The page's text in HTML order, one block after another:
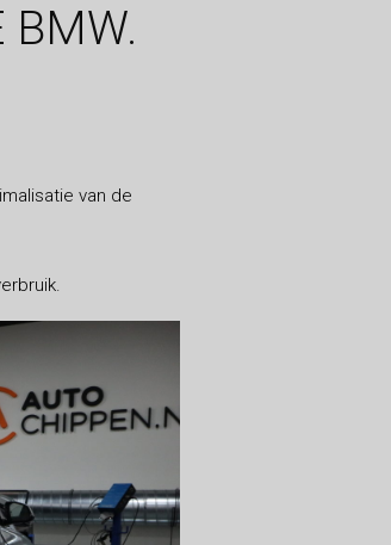
BMW.
van de